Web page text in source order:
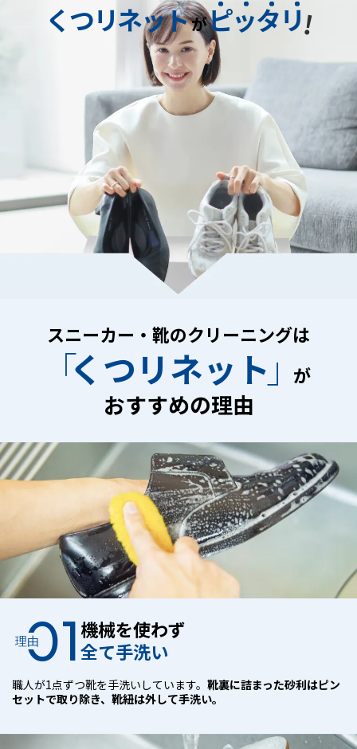
くつリネットがピッタリ!
スニーカー・靴のクリーニングは
「くつリネット 」が
おすすめの理由
01
理由
機械を使わず
全て手洗い
職人が1点ずつ靴を手洗いしています。 靴裏に詰まった砂利はピン
セットで取り除き、靴紐は外して手洗い。